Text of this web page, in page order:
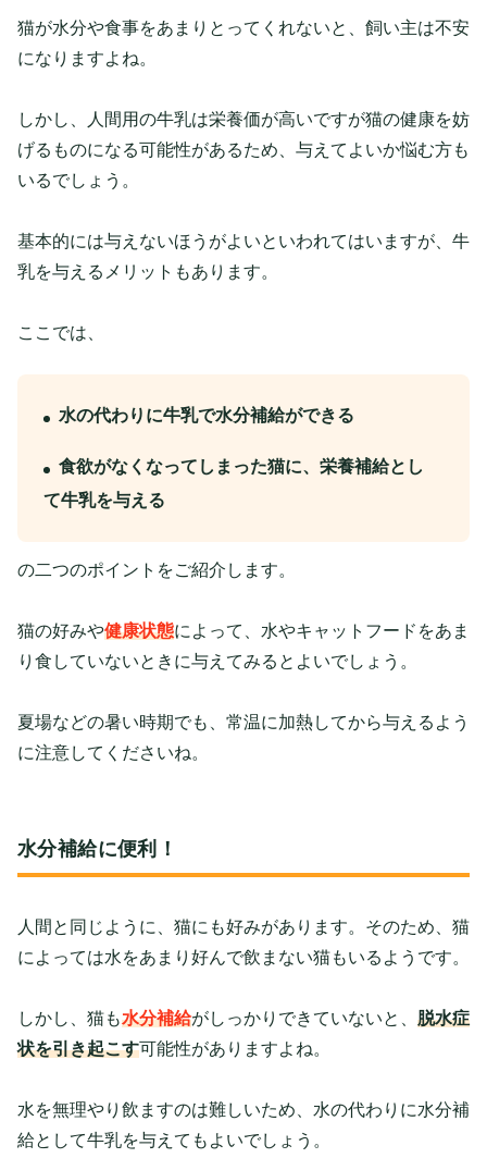
猫が水分や食事をあまりとってくれないと、飼い主は不安
になりますよね。
しかし、人間用の牛乳は栄養価が高いですが猫の健康を妨
げるものになる可能性があるため、与えてよいか悩む方も
いるでしょう。
基本的には与えないほうがよいといわれてはいますが、牛
乳を与えるメリットもあります。
ここでは、
水の代わりに牛乳で水分補給ができる
食欲がなくなってしまった猫に、栄養補給とし
て牛乳を与える
の二つのポイントをご紹介します。
猫の好みや健康状態によって、水やキャットフードをあま
り食していないときに与えてみるとよいでしょう。
夏場などの暑い時期でも、常温に加熱してから与えるよう
に注意してくださいね。
水分補給に便利！
人間と同じように、猫にも好みがあります。そのため、猫
によっては水をあまり好んで飲まない猫もいるようです。
しかし、猫も水分補給がしっかりできていないと、 脱水症
状を引き起こす可能性がありますよね。
水を無理やり飲ますのは難しいため、水の代わりに水分補
給として牛乳を与えてもよいでしょう。